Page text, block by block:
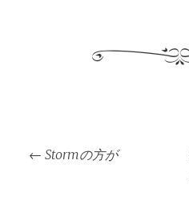
投
← Stormの方が